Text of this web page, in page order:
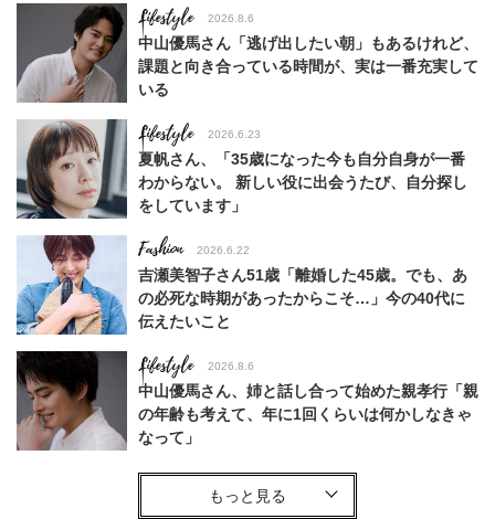
Lifestyle 2026.8.6
中山優馬さん「逃げ出したい朝」もあるけれど、
課題と向き合っている時間が、実は一番充実して
いる
Lifestyle 2026.6.23
夏帆さん、「35歳になった今も自分自身が一番
わからない。 新しい役に出会うたび、自分探し
をしています」
Fashion 2026.6.22
吉瀬美智子さん51歳「離婚した45歳。でも、あ
の必死な時期があったからこそ…」今の40代に
伝えたいこと
Lifestyle 2026.8.6
中山優馬さん、姉と話し合って始めた親孝行「親
の年齢も考えて、年に1回くらいは何かしなきゃ
なって」
Lifestyle
「お若いですね」は褒め言葉？“若い＝美しい”と